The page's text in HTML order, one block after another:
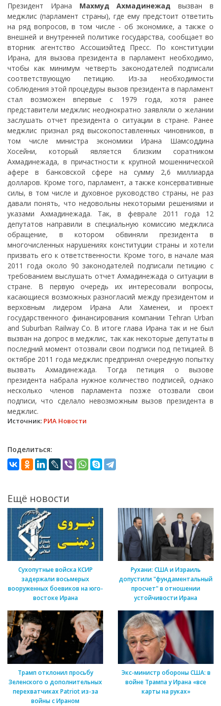
Президент Ирана Махмуд Ахмадинежад вызван в
меджлис (парламент страны), где ему предстоит ответить
на ряд вопросов, в том числе - об экономике, а также о
внешней и внутренней политике государства, сообщает во
вторник агентство Ассошиэйтед Пресс. По конституции
Ирана, для вызова президента в парламент необходимо,
чтобы как минимум четверть законодателей подписали
соответствующую петицию. Из-за необходимости
соблюдения этой процедуры вызов президента в парламент
стал возможен впервые с 1979 года, хотя ранее
представители меджлис неоднократно заявляли о желании
заслушать отчет президента о ситуации в стране. Ранее
меджлис признал ряд высокопоставленных чиновников, в
том числе министра экономики Ирана Шамсоддина
Хосейни, который является близким соратником
Ахмадинежада, в причастности к крупной мошеннической
афере в банковской сфере на сумму 2,6 миллиарда
долларов. Кроме того, парламент, а также консервативные
силы, в том числе и духовное руководство страны, не раз
давали понять, что недовольны некоторыми решениями и
указами Ахмадинежада. Так, в феврале 2011 года 12
депутатов направили в специальную комиссию меджлиса
обращение, в котором обвиняли президента в
многочисленных нарушениях конституции страны и хотели
призвать его к ответственности. Кроме того, в начале мая
2011 года около 90 законодателей подписали петицию с
требованием выслушать отчет Ахмадинежада о ситуации в
стране. В первую очередь их интересовали вопросы,
касающиеся возможных разногласий между президентом и
верховным лидером Ирана Али Хаменеи, и проект
государственного финансирования компании Tehran Urban
and Suburban Railway Co. В итоге глава Ирана так и не был
вызван на допрос в меджлис, так как некоторые депутаты в
последний момент отозвали свои подписи под петицией. В
октябре 2011 года меджлис предпринял очередную попытку
вызвать Ахмадинежада. Тогда петиция о вызове
президента набрала нужное количество подписей, однако
несколько членов парламента позже отозвали свои
подписи, что сделало невозможным вызов президента в
меджлис.
Источник: РИА Новости
Поделиться:
Ещё новости
Сухопутные войска КСИР
задержали восьмерых
вооруженных боевиков на юго-
востоке Ирана
Рухани: США и Израиль
допустили "фундаментальный
просчет" в отношении
устойчивости Ирана
Трамп отклонил просьбу
Зеленского о дополнительных
перехватчиках Patriot из-за
войны с Ираном
Экс-министр обороны США: в
войне Трампа у Ирана «все
карты на руках»